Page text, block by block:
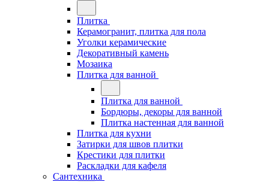
Плитка
Керамогранит, плитка для пола
Уголки керамические
Декоративный камень
Мозаика
Плитка для ванной
Плитка для ванной
Бордюры, декоры для ванной
Плитка настенная для ванной
Плитка для кухни
Затирки для швов плитки
Крестики для плитки
Раскладки для кафеля
Сантехника